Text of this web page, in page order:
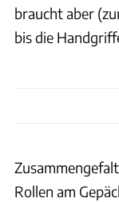
braucht aber
bis die
Rollen am